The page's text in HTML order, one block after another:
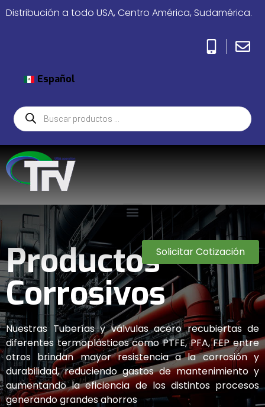
Distribución a todo USA, Centro América, Sudamérica.
Español
Solicitar Cotización
Productos
Corrosivos
Nuestras Tuberías y válvulas acero recubiertas de
diferentes termoplásticos como PTFE, PFA, FEP entre
otros brindan mayor resistencia a la corrosión y
durabilidad, reduciendo gastos de mantenimiento y
aumentando la eficiencia de los distintos procesos
generando grandes ahorros